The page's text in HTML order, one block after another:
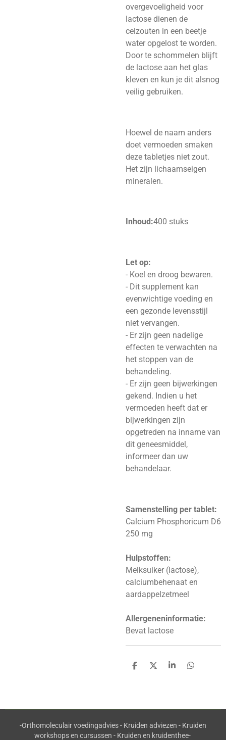
overgevoeligheid voor
lactose dienen de
celzouten in een beetje
water opgelost te worden.
Door te schommelen blijft
de lactose aan het glas
kleven en kun je dit alsnog
veilig gebruiken.
Hoewel de naam anders
doet vermoeden smaken
deze tabletjes niet zout.
Het zijn lichaamseigen
mineralen.
Inhoud:400 stuks
Let op:
- Koel en droog bewaren.
- Dit supplement kan
evenwichtige voeding en
een gezonde levensstijl
niet vervangen.
- Er zijn geen nadelige
effecten te verwachten na
het stoppen van de
behandeling.
- Er zijn geen bijwerkingen
gekend. Indien u het
vermoeden heeft dat er
bijwerkingen zijn
opgetreden na inname van
dit geneesmiddel,
informeer dan uw
behandelaar.
Samenstelling per tablet:
Calcium Phosphoricum D6
250 mg
Hulpstoffen:
Melksuiker (lactose),
calciumbehenaat en
aardappelzetmeel
Allergeneninformatie:
Bevat lactose
D
D
S
D
-Orthomoleculair voedingadvies - Kruiden adviezen - Kruiden
workshops en cursussen - Kruiden en kruidenthee-